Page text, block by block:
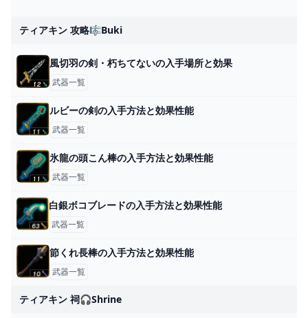
ティアキン 攻略🎼buki
風切羽の剣・朽ちてないの入手場所と効果
武器一覧
ルビーの剣の入手方法と効果性能
武器一覧
氷龍の頭こん棒の入手方法と効果性能
武器一覧
白銀ボコブレードの入手方法と効果性能
武器一覧
節くれ長棒の入手方法と効果性能
武器一覧
ティアキン 祠🎧shrine